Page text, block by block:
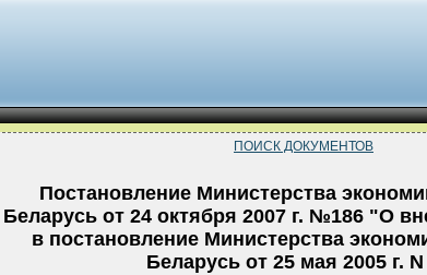
ПОИСК ДОКУМЕНТОВ
Постановление Министерства
Беларусь от 24 октября 2007 г. №186 "О
в постановление Министерства
Беларусь от 25 мая 2005 г.